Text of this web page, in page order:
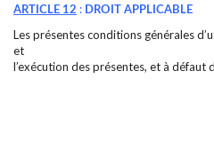
ARTICLE 12 : DROIT APPLICABLE
Les présentes conditions générales
et
l’exécution des présentes, et à